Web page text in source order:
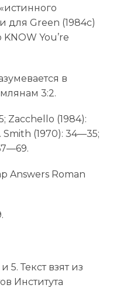
для Green (1984c)
KNOW You’re
в
3:2.
Zacchello (1984):
Smith (1970): 34—35;
Answers Roman
5. Текст взят из
Института